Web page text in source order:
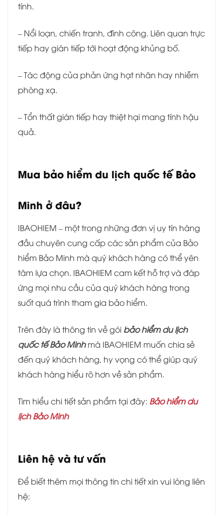
tính.
– Nổi loạn, chiến tranh, đình công. Liên quan trực
tiếp hay gián tiếp tới hoạt động khủng bố.
– Tác động của phản ứng hạt nhân hay nhiễm
phòng xạ.
– Tổn thất gián tiếp hay thiệt hại mang tính hậu
quả.
Mua bảo hiểm du lịch quốc tế Bảo
Minh ở đâu?
IBAOHIEM – một trong những đơn vị uy tín hàng
đầu chuyên cung cấp các sản phẩm của Bảo
hiểm Bảo Minh mà quý khách hàng có thể yên
tâm lựa chọn. IBAOHIEM cam kết hỗ trợ và đáp
ứng mọi nhu cầu của quý khách hàng trong
suốt quá trình tham gia bảo hiểm.
Trên đây là thông tin về gói bảo hiểm du lịch
quốc tế Bảo Minhmà IBAOHIEM muốn chia sẻ
đến quý khách hàng, hy vọng có thể giúp quý
khách hàng hiểu rõ hơn về sản phẩm.
Tìm hiểu chi tiết sản phẩm tại đây: Bảo hiểm du
lịch Bảo Minh
Liên hệ và tư vấn
Để biết thêm mọi thông tin chi tiết xin vui lòng liên
hệ: